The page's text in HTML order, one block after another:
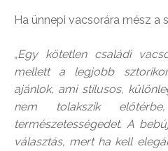
Ha ünnepi vacsorára mész a
​„Egy kötetlen családi
mellett a legjobb
ajánlok, ami stílusos,
nem tolakszik
természetességedet. A
választás, mert ha kell